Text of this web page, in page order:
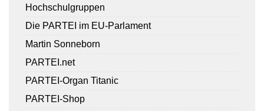
Hochschulgruppen
Die PARTEI im EU-Parlament
Martin Sonneborn
PARTEI.net
PARTEI-Organ Titanic
PARTEI-Shop